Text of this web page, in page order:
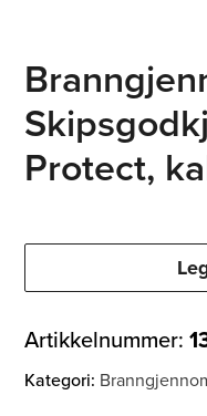
Protect,
Artikkelnummer:
Kategori: